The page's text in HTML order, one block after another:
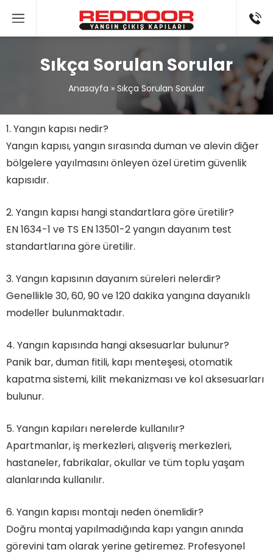
Sıkça Sorulan Sorular
Anasayfa » Sıkça Sorulan Sorular
1. Yangın kapısı nedir?
Yangın kapısı, yangın sırasında duman ve alevin diğer
bölgelere yayılmasını önleyen özel üretim güvenlik
kapısıdır.
2. Yangın kapısı hangi standartlara göre üretilir?
EN 1634-1 ve TS EN 13501-2 yangın dayanım test
standartlarına göre üretilir.
3. Yangın kapısının dayanım süreleri nelerdir?
Genellikle 30, 60, 90 ve 120 dakika yangına dayanıklı
modeller bulunmaktadır.
4. Yangın kapısında hangi aksesuarlar bulunur?
Panik bar, duman fitili, kapı menteşesi, otomatik
kapatma sistemi, kilit mekanizması ve kol aksesuarları
bulunur.
5. Yangın kapıları nerelerde kullanılır?
Apartmanlar, iş merkezleri, alışveriş merkezleri,
hastaneler, fabrikalar, okullar ve tüm toplu yaşam
alanlarında kullanılır.
6. Yangın kapısı montajı neden önemlidir?
Doğru montaj yapılmadığında kapı yangın anında
görevini tam olarak yerine getiremez. Profesyonel